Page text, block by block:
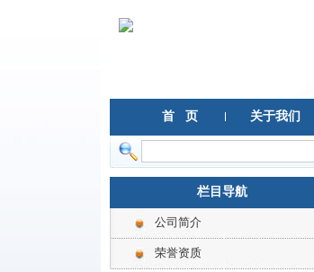
首 页 关于我们
栏目导航
公司简介
荣誉资质